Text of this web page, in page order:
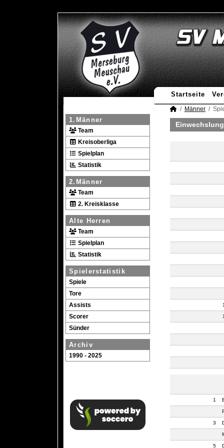
Startseite
1.Männer
Team
Kreisoberliga
Spielplan
Statistik
2.Männer
Team
2. Kreisklasse
Alte Herren
Team
Spielplan
Statistik
Spielerstatistik
Spiele
Tore
Assists
Scorer
Sünder
Archiv
1990 - 2025
Männer
1
3
5